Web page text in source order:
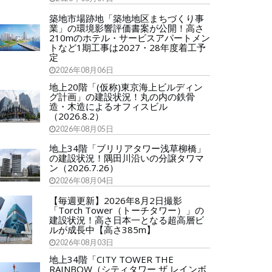
築地市場跡地「築地地区まちづくり事
業」の環境影響評価書案が公開！高さ
210mのホテル・サービスアパートメン
トなど1期工事は2027・28年度着工予
定
2026年08月06日
地上20階「(仮称)東京海上ビルディン
グ計画」の建設状況！丸の内の鉄骨
造・木造によるオフィスビル
（2026.8.2）
2026年08月05日
地上34階「ブリリアタワー浅草柳橋」
の建設状況！隅田川沿いの分譲タワマ
ン（2026.7.26）
2026年08月04日
【毎週更新】2026年8月2日撮影
「Torch Tower（トーチタワー）」の
建設状況！高さ日本一となる超高層ビ
ルが成長中【高さ385m】
2026年08月03日
地上34階「CITY TOWER THE
RAINBOW（シティタワー ザ レインボ